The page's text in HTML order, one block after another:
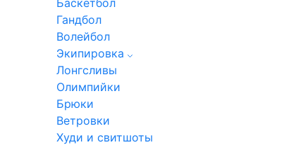
Гандбол
Волейбол
Экипировка
Лонгсливы
Олимпийки
Брюки
Ветровки
Худи и свитшоты